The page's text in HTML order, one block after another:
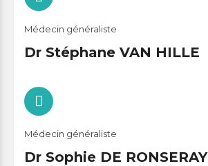
Médecin généraliste
Dr Stéphane VAN HILLE
Médecin généraliste
Dr Sophie DE RONSERAY